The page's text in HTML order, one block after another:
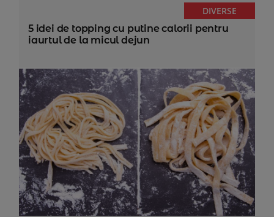
DIVERSE
5 idei de topping cu putine calorii pentru
iaurtul de la micul dejun